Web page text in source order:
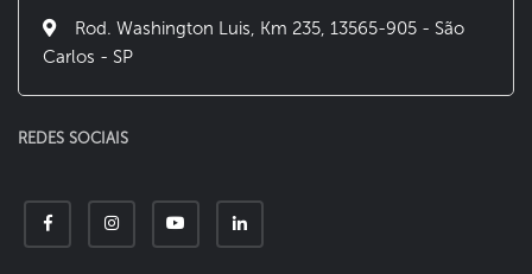
Rod. Washington Luis, Km 235, 13565-905 - São
Carlos - SP
REDES SOCIAIS